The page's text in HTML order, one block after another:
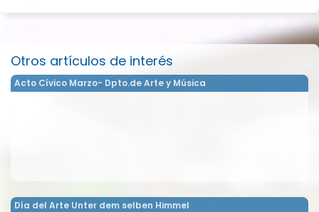
Otros artículos de interés
Acto Cívico Marzo- Dpto.de Arte y Música
Día del Arte Unter dem selben Himmel